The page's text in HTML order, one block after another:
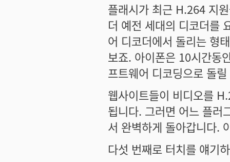
플래시가 최근 H.264 지
더 예전 세대의 디코더를
어 디코더에서 돌리는 형
보죠. 아이폰은 10시간동
프트웨어 디코딩으로 돌
웹사이트들이 비디오를
됩니다. 그러면 어느 플러
서 완벽하게 돌아갑니다.
다섯 번째로 터치를 얘기